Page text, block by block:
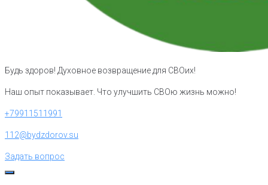
Будь здоров! Духовное возвращение для СВОих!
Наш опыт показывает. Что улучшить СВОю жизнь можно!
+79911511991
112@bydzdorov.su
Задать вопрос